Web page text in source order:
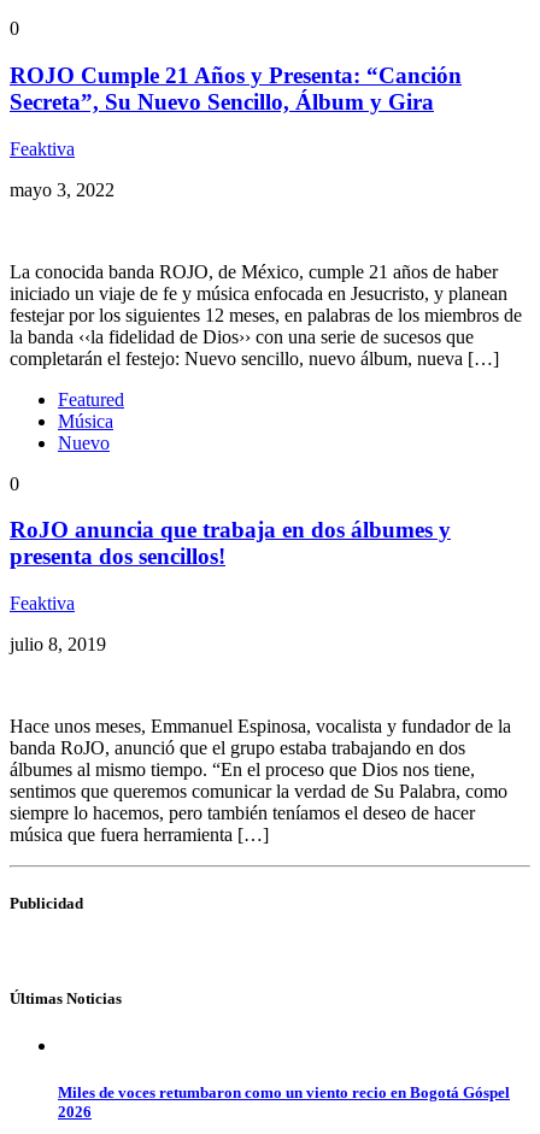
0
ROJO Cumple 21 Años y Presenta: “Canción
Secreta”, Su Nuevo Sencillo, Álbum y Gira
Feaktiva
mayo 3, 2022
La conocida banda ROJO, de México, cumple 21 años de haber
iniciado un viaje de fe y música enfocada en Jesucristo, y planean
festejar por los siguientes 12 meses, en palabras de los miembros de
la banda ‹‹la fidelidad de Dios›› con una serie de sucesos que
completarán el festejo: Nuevo sencillo, nuevo álbum, nueva […]
Featured
Música
Nuevo
0
RoJO anuncia que trabaja en dos álbumes y
presenta dos sencillos!
Feaktiva
julio 8, 2019
Hace unos meses, Emmanuel Espinosa, vocalista y fundador de la
banda RoJO, anunció que el grupo estaba trabajando en dos
álbumes al mismo tiempo. “En el proceso que Dios nos tiene,
sentimos que queremos comunicar la verdad de Su Palabra, como
siempre lo hacemos, pero también teníamos el deseo de hacer
música que fuera herramienta […]
Publicidad
Últimas Noticias
Miles de voces retumbaron como un viento recio en Bogotá Góspel
2026